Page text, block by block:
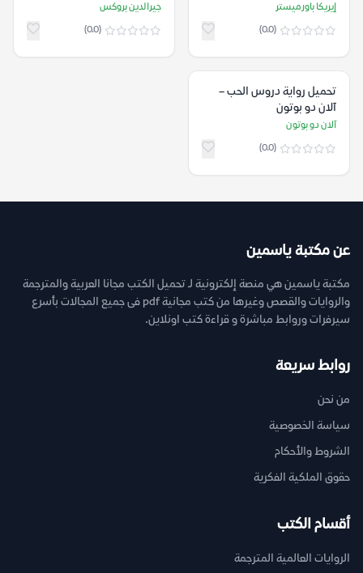
إيريكا باورميستر
(0.0)
جيرالدين بروكس
(0.0)
تحميل رواية دروس الحب –
آلان دو بوتون
آلان دو بوتون
(0.0)
عن مكتبة ياسمين
مكتبة ياسمين هي منصة إلكترونية لـ تحميل الكتب مجانا العربية والمترجمة
والروايات والقصص وغيرها من كتب مجانية pdf فى جميع المجالات بأسرع
سيرفرات وروابط مباشرة و قراءة كتب اونلاين.
روابط سريعة
من نحن
سياسة الخصوصية
الشروط والأحكام
حقوق الملكية الفكرية
أقسام الكتب
الروايات العالمية المترجمة